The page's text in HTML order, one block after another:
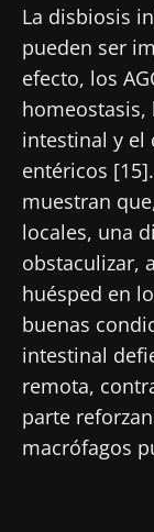
La disbiosis
pueden ser
efecto, los
homeostasis,
intestinal y el
entéricos
muestran
locales, una
obstaculizar,
huésped en
buenas
intestinal
remota,
parte
macrófagos